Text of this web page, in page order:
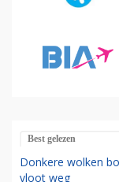
Best gelezen
Donkere wolken
vloot weg